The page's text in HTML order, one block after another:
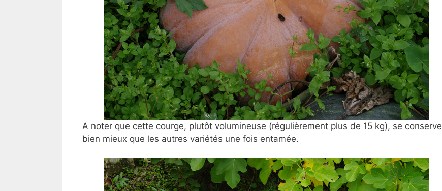
A noter que cette courge, plutôt volumineuse (régulièrement plus de 15 kg), se conserve
bien mieux que les autres variétés une fois entamée.